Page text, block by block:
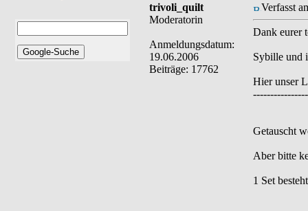
trivoli_quilt
Moderatorin
Anmeldungsdatum:
19.06.2006
Beiträge: 17762
Verfasst
Dank eurer
Sybille und
Hier unser
Getauscht
Aber bitte
1 Set